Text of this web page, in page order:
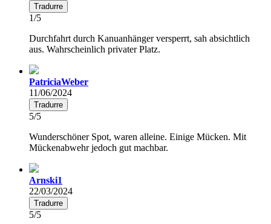
Tradurre
1/5
Durchfahrt durch Kanuanhänger versperrt, sah absichtlich
aus. Wahrscheinlich privater Platz.
PatriciaWeber
11/06/2024
Tradurre
5/5
Wunderschöner Spot, waren alleine. Einige Mücken. Mit
Mückenabwehr jedoch gut machbar.
Arnski1
22/03/2024
Tradurre
5/5